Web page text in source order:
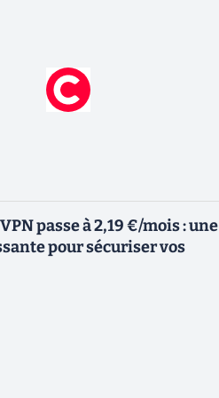
passe à 2,19 €/mois : une
pour sécuriser vos